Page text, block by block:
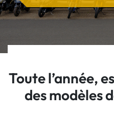
Toute l’année,
des modèles